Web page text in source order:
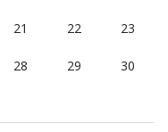
21 22 23
28 29 30